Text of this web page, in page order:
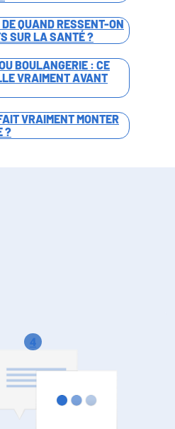
QUAND RESSENT-ON
SUR LA SANTÉ ?
BOULANGERIE : CE
VRAIMENT AVANT
VRAIMENT MONTER
?
4